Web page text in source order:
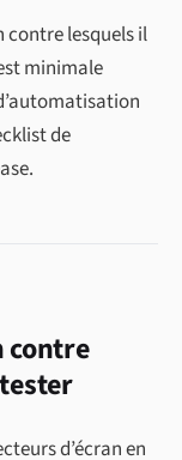
contre lesquels il
minimale
de
contre
d’écran en